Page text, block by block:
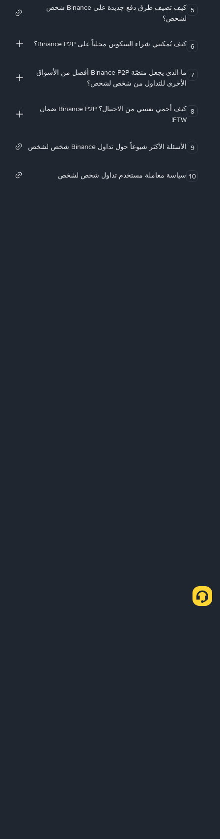
5
كيف تضيف طرق دفع جديدة على Binance شخص
لشخص؟
6 كيف يُمكنني شراء البيتكوين محلياً على Binance P2P؟
7
ما الذي يجعل منصّة Binance P2P أفضل من الأسواق
الأخرى للتداول من شخص لشخص؟
8
كيف أحمي نفسي من الاحتيال؟ Binance P2P ضمان
FTW!
9 الأسئلة الأكثر شيوعاً حول تداول Binance شخص لشخص
10 سياسة معاملة مستخدم تداول شخص لشخص